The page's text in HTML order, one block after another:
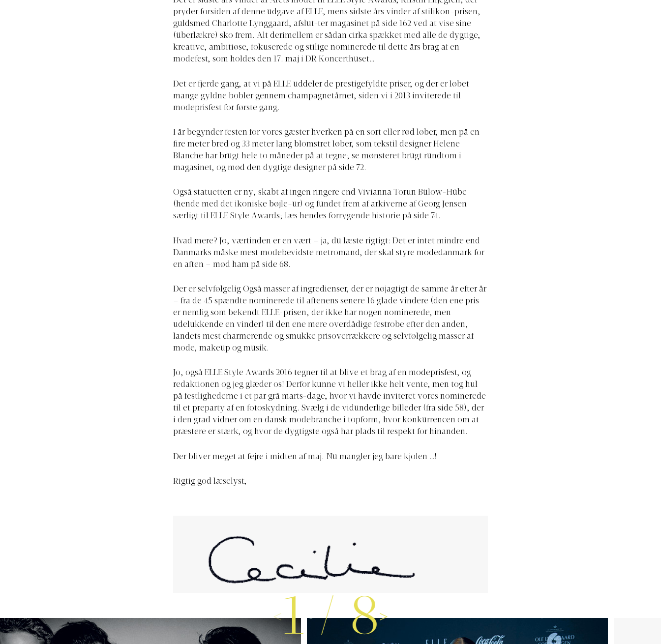
pryder forsiden af denne udgave af ELLE, mens sidste års vinder af stilikon-prisen,
guldsmed Charlotte Lynggaard, afslut-ter magasinet på side 162 ved at vise sine
(überlækre) sko frem. Alt derimellem er sådan cirka spækket med alle de dygtige,
kreative, ambitiøse, fokuserede og stilige nominerede til dette års brag af en
modefest, som holdes den 17. maj i DR Koncerthuset…
Det er fjerde gang, at vi på ELLE uddeler de prestigefyldte priser, og der er løbet
mange gyldne bobler gennem champagnetårnet, siden vi i 2013 inviterede til
modeprisfest for første gang.
I år begynder festen for vores gæster hverken på en sort eller rød løber, men på en
fire meter bred og 33 meter lang blomstret løber, som tekstil designer Helene
Blanche har brugt hele to måneder på at tegne; se mønsteret brugt rundtom i
magasinet, og mød den dygtige designer på side 72.
Også statuetten er ny, skabt af ingen ringere end Vivianna Torun Bülow-Hübe
(hende med det ikoniske bøjle-ur) og fundet frem af arkiverne af Georg Jensen
særligt til ELLE Style Awards; læs hendes forrygende historie på side 74.
Hvad mere? Jo, værtinden er en vært – ja, du læste rigtigt: Det er intet mindre end
Danmarks måske mest modebevidste metromand, der skal styre modedanmark for
en aften – mød ham på side 68.
Der er selvfølgelig Også masser af ingredienser, der er nøjagtigt de samme år efter år
– fra de 45 spændte nominerede til aftenens senere 16 glade vindere (den ene pris
er nemlig som bekendt ELLE-prisen, der ikke har nogen nominerede, men
udelukkende en vinder) til den ene mere overdådige festrobe efter den anden,
landets mest charmerende og smukke prisoverrækkere og selvfølgelig masser af
mode, makeup og musik.
Jo, også ELLE Style Awards 2016 tegner til at blive et brag af en modeprisfest, og
redaktionen og jeg glæder os! Derfor kunne vi heller ikke helt vente, men tog hul
på festlighederne i et par grå marts-dage, hvor vi havde inviteret vores nominerede
til et preparty af en fotoskydning. Svælg i de vidunderlige billeder (fra side 58), der
i den grad vidner om en dansk modebranche i topform, hvor konkurrencen om at
præstere er stærk, og hvor de dygtigste også har plads til respekt for hinanden.
Der bliver meget at fejre i midten af maj. Nu mangler jeg bare kjolen …!
Rigtig god læselyst,
1/8